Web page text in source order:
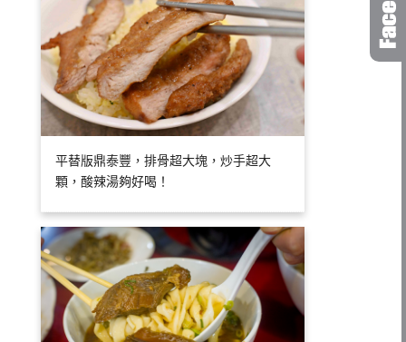
平替版鼎泰豐，排骨超大塊，炒手超大
顆，酸辣湯夠好喝！